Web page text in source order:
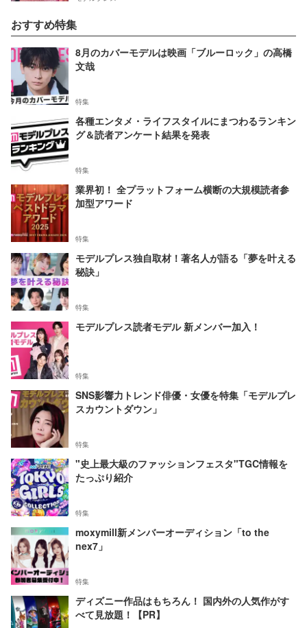
おすすめ特集
8月のカバーモデルは映画「ブルーロック」の高橋
文哉
特集
各種エンタメ・ライフスタイルにまつわるランキン
グ＆読者アンケート結果を発表
特集
業界初！ 全プラットフォーム横断の大規模読者参
加型アワード
特集
モデルプレス独自取材！著名人が語る「夢を叶える
秘訣」
特集
モデルプレス読者モデル 新メンバー加入！
特集
SNS影響力トレンド俳優・女優を特集「モデルプレ
スカウントダウン」
特集
"史上最大級のファッションフェスタ"TGC情報を
たっぷり紹介
特集
moxymill新メンバーオーディション「to the
nex7」
特集
ディズニー作品はもちろん！ 国内外の人気作がす
べて見放題！【PR】